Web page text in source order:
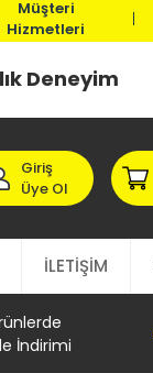
Müşteri
Hizmetleri
Deneyim
Giriş
Üye Ol
İLETİŞİM
İndirimi